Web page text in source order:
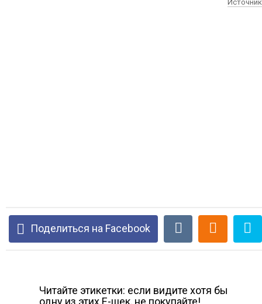
Источник
Поделиться на Facebook
Читайте этикетки: если видите хотя бы
одну из этих Е-шек, не покупайте!